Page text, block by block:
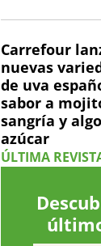
Carrefour
nuevas
de uva
sabor a
sangría y
azúcar
ÚLTIMA